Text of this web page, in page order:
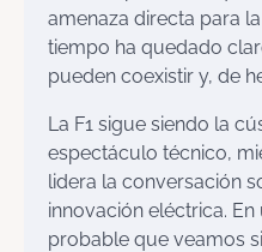
amenaza directa para
tiempo ha quedado
pueden coexistir y, de
La F1 sigue siendo la
espectáculo técnico,
lidera la conversación
innovación eléctrica.
probable que veamos